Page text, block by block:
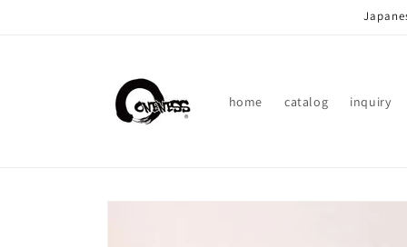
home catalog inquiry
Skip to